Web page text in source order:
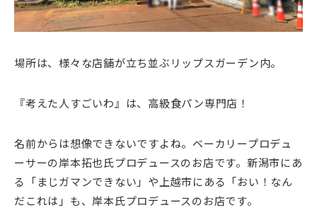
場所は、様々な店舗が立ち並ぶリップスガーデン内。
『考えた人すごいわ』は、高級食パン専門店！
名前からは想像できないですよね。ベーカリープロデュ
ーサーの岸本拓也氏プロデュースのお店です。新潟市にあ
る「まじガマンできない」や上越市にある「おい！なん
だこれは」も、岸本氏プロデュースのお店です。